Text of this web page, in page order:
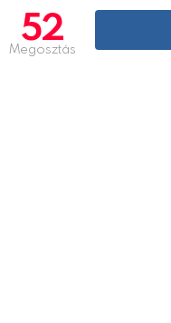
52
Megosztás